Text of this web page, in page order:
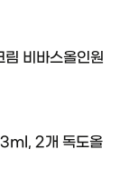
비바스올인원
2개 독도올